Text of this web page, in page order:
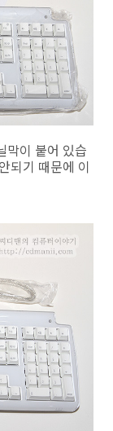
막이 붙어 있습
되기 때문에 이